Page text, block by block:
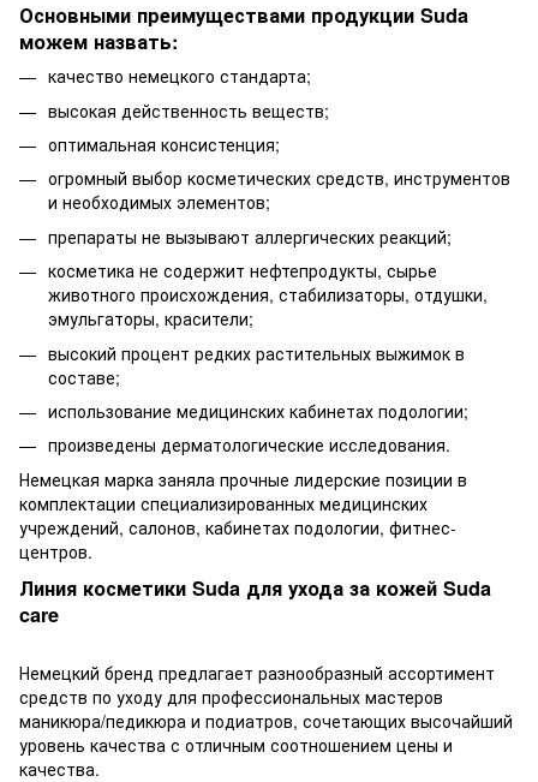
Основными преимуществами продукции Suda
можем назвать:
качество немецкого стандарта;
высокая действенность веществ;
оптимальная консистенция;
огромный выбор косметических средств, инструментов
и необходимых элементов;
препараты не вызывают аллергических реакций;
косметика не содержит нефтепродукты, сырье
животного происхождения, стабилизаторы, отдушки,
эмульгаторы, красители;
высокий процент редких растительных выжимок в
составе;
использование медицинских кабинетах подологии;
произведены дерматологические исследования.
Немецкая марка заняла прочные лидерские позиции в
комплектации специализированных медицинских
учреждений, салонов, кабинетах подологии, фитнес-
центров.
Линия косметики Suda для ухода за кожей Suda
care
Немецкий бренд предлагает разнообразный ассортимент
средств по уходу для профессиональных мастеров
маникюра/педикюра и подиатров, сочетающих высочайший
уровень качества с отличным соотношением цены и
качества.